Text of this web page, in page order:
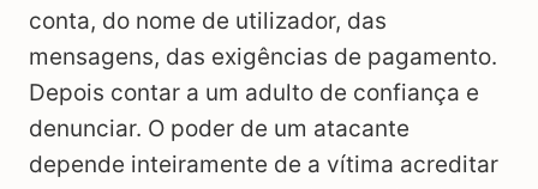
conta, do nome de utilizador, das
mensagens, das exigências de pagamento.
Depois contar a um adulto de confiança e
denunciar. O poder de um atacante
depende inteiramente de a vítima acreditar